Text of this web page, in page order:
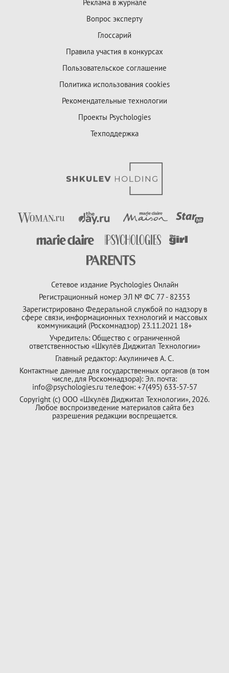
Реклама в журнале
Вопрос эксперту
Глоссарий
Правила участия в конкурсах
Пользовательское соглашение
Политика использования cookies
Рекомендательные технологии
Проекты Psychologies
Техподдержка
Сетевое издание Psychologies Онлайн
Регистрационный номер ЭЛ № ФС 77 - 82353
Зарегистрировано Федеральной службой по надзору в
сфере связи, информационных технологий и массовых
коммуникаций (Роскомнадзор) 23.11.2021 18+
Учредитель: Общество с ограниченной
ответственностью «Шкулёв Диджитал Технологии»
Главный редактор: Акулиничев А. С.
Контактные данные для государственных органов (в том
числе, для Роскомнадзора): Эл. почта:
info@psychologies.ru телефон: +7(495) 633-57-57
Copyright (с) ООО «Шкулёв Диджитал Технологии», 2026.
Любое воспроизведение материалов сайта без
разрешения редакции воспрещается.